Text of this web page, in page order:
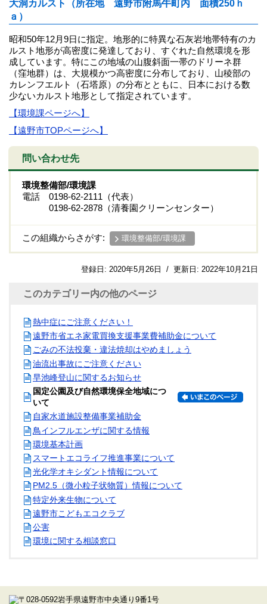
大洞カルスト（所在地 遠野市附馬牛町内 面積250ｈ
ａ）
昭和50年12月9日に指定。地形的に特異な石灰岩地帯特有のカ
ルスト地形が高密度に発達しており、すぐれた自然環境を形
成しています。特にこの地域の山腹斜面一帯のドリーネ群
（窪地群）は、大規模かつ高密度に分布しており、山稜部の
カレンフエルト（石塔原）の分布とともに、日本における数
少ないカルスト地形として指定されています。
【環境課ページへ】
【遠野市TOPページへ】
問い合わせ先
環境整備部/環境課
電話 0198-62-2111（代表）
0198-62-2878（清養園クリーンセンター）
この組織からさがす: 環境整備部/環境課
登録日: 2020年5月26日 / 更新日: 2022年10月21日
このカテゴリー内の他のページ
熱中症にご注意ください！
遠野市省エネ家電買換支援事業費補助金について
ごみの不法投棄・違法焼却はやめましょう
油流出事故にご注意ください
早池峰登山に関するお知らせ
国定公園及び自然環境保全地域につ
いて
自家水道施設整備事業補助金
鳥インフルエンザに関する情報
環境基本計画
スマートエコライフ推進事業について
光化学オキシダント情報について
PM2.5（微小粒子状物質）情報について
特定外来生物について
遠野市こどもエコクラブ
公害
環境に関する相談窓口